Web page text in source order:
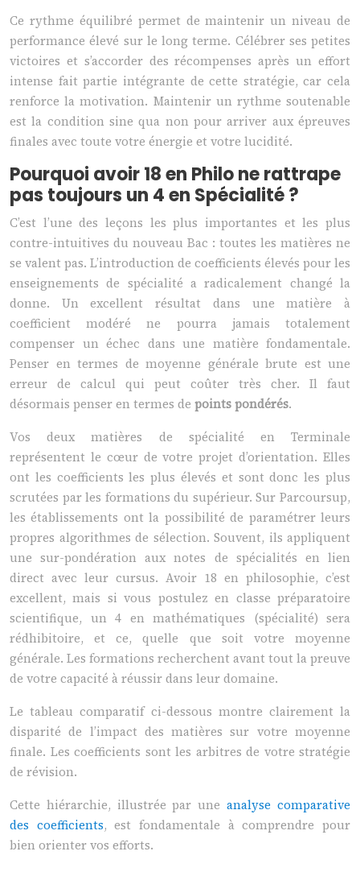
Ce rythme équilibré permet de maintenir un niveau de
performance élevé sur le long terme. Célébrer ses petites
victoires et s’accorder des récompenses après un effort
intense fait partie intégrante de cette stratégie, car cela
renforce la motivation. Maintenir un rythme soutenable
est la condition sine qua non pour arriver aux épreuves
finales avec toute votre énergie et votre lucidité.
Pourquoi avoir 18 en Philo ne rattrape
pas toujours un 4 en Spécialité ?
C’est l’une des leçons les plus importantes et les plus
contre-intuitives du nouveau Bac : toutes les matières ne
se valent pas. L’introduction de coefficients élevés pour les
enseignements de spécialité a radicalement changé la
donne. Un excellent résultat dans une matière à
coefficient modéré ne pourra jamais totalement
compenser un échec dans une matière fondamentale.
Penser en termes de moyenne générale brute est une
erreur de calcul qui peut coûter très cher. Il faut
désormais penser en termes de points pondérés.
Vos deux matières de spécialité en Terminale
représentent le cœur de votre projet d’orientation. Elles
ont les coefficients les plus élevés et sont donc les plus
scrutées par les formations du supérieur. Sur Parcoursup,
les établissements ont la possibilité de paramétrer leurs
propres algorithmes de sélection. Souvent, ils appliquent
une sur-pondération aux notes de spécialités en lien
direct avec leur cursus. Avoir 18 en philosophie, c’est
excellent, mais si vous postulez en classe préparatoire
scientifique, un 4 en mathématiques (spécialité) sera
rédhibitoire, et ce, quelle que soit votre moyenne
générale. Les formations recherchent avant tout la preuve
de votre capacité à réussir dans leur domaine.
Le tableau comparatif ci-dessous montre clairement la
disparité de l’impact des matières sur votre moyenne
finale. Les coefficients sont les arbitres de votre stratégie
de révision.
Cette hiérarchie, illustrée par uneanalyse comparative
des coefficients, est fondamentale à comprendre pour
bien orienter vos efforts.